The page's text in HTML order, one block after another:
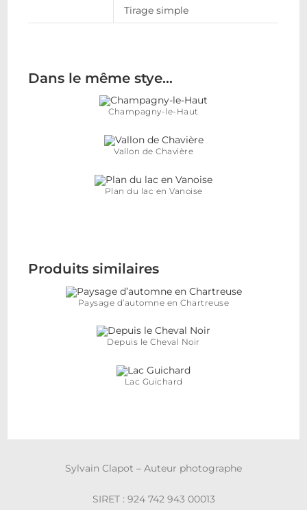
Tirage simple
Dans le même stye…
Champagny-le-Haut
Vallon de Chavière
Plan du lac en Vanoise
Produits similaires
Paysage d’automne en Chartreuse
Depuis le Cheval Noir
Lac Guichard
Sylvain Clapot – Auteur photographe
SIRET : 924 742 943 00013